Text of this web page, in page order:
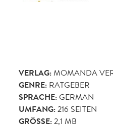
VERLAG:MOMANDA
GENRE: RATGEBER
SPRACHE:GERMAN
UMFANG:216 SEITEN
GRÖSSE: 2,1 MB